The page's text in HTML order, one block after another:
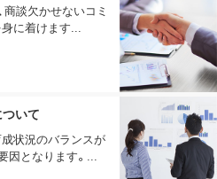
商談欠かせないコミ
に着けます...
いて
状況のバランスが
因となります。...